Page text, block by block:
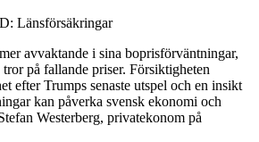
Länsförsäkringar
avvaktande i sina boprisförväntningar,
på fallande priser. Försiktigheten
efter Trumps senaste utspel och en insikt
kan påverka svensk ekonomi och
Westerberg, privatekonom på